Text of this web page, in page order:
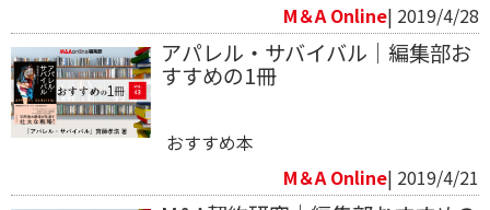
M＆A Online| 2019/4/28
アパレル・サバイバル｜編集部お
すすめの1冊
おすすめ本
M＆A Online| 2019/4/21